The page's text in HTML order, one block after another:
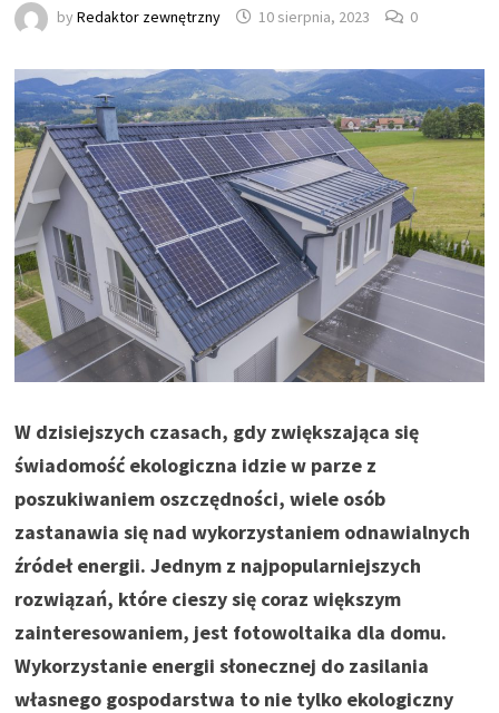
byRedaktor zewnętrzny 10 sierpnia, 2023 0
W dzisiejszych czasach, gdy zwiększająca się
świadomość ekologiczna idzie w parze z
poszukiwaniem oszczędności, wiele osób
zastanawia się nad wykorzystaniem odnawialnych
źródeł energii. Jednym z najpopularniejszych
rozwiązań, które cieszy się coraz większym
zainteresowaniem, jest fotowoltaika dla domu.
Wykorzystanie energii słonecznej do zasilania
własnego gospodarstwa to nie tylko ekologiczny